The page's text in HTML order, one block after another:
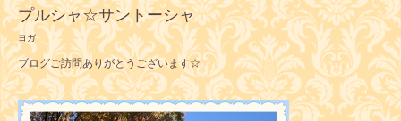
プルシャ☆サントーシャ
ヨガ
ブログご訪問ありがとうございます☆